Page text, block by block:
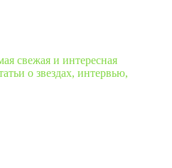
свежая и интересная
о звездах, интервью,